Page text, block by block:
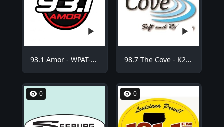
93.1 Amor - WPAT-FM 98.7 The Cove - K254BE
0 0